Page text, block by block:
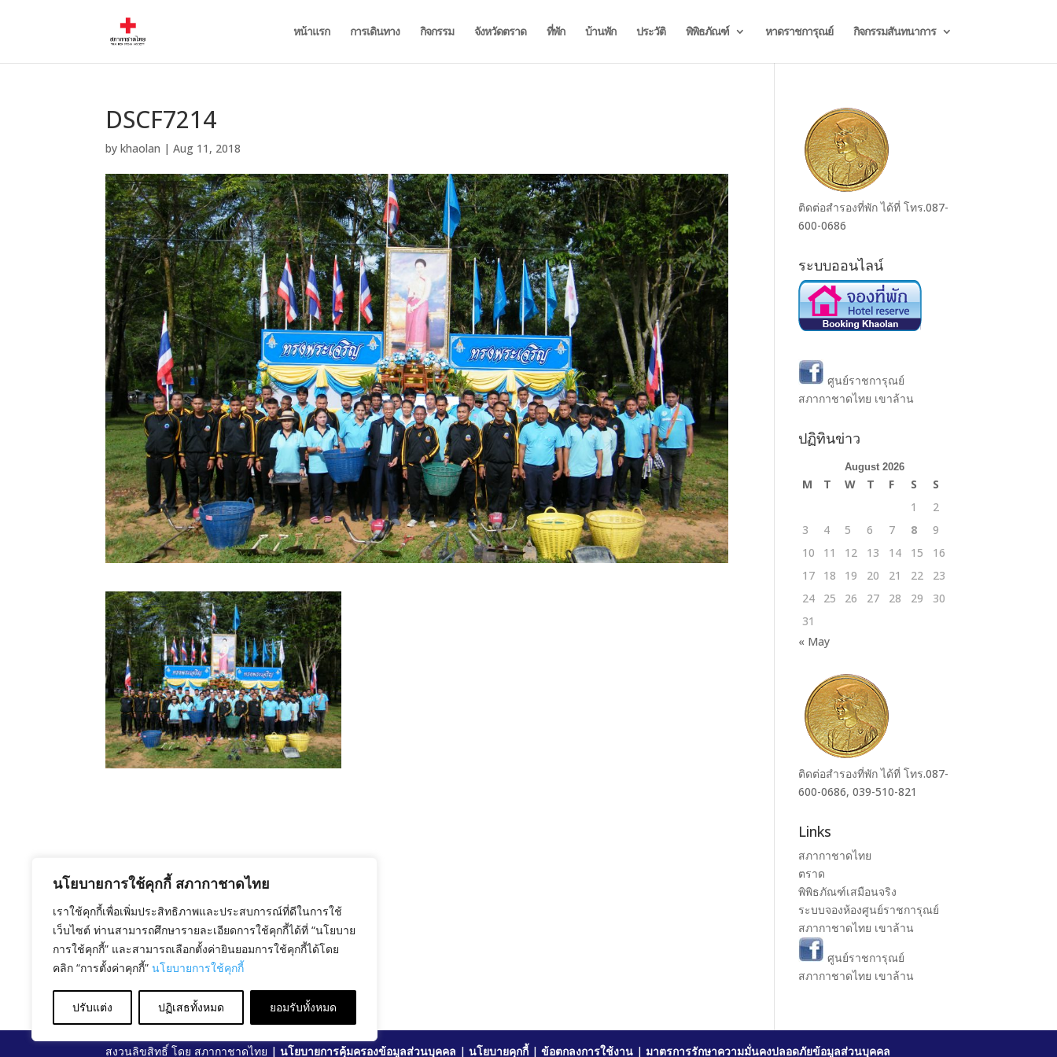
นโยบายการใช้คุกกี้ สภากาชาดไทย
เราใช้คุกกี้เพื่อเพิ่มประสิทธิภาพและประสบการณ์ที่ดีในการใช้
เว็บไซต์ ท่านสามารถศึกษารายละเอียดการใช้คุกกี้ได้ที่ “นโยบาย
การใช้คุกกี้” และสามารถเลือกตั้งค่ายินยอมการใช้คุกกี้ได้โดย
คลิก “การตั้งค่าคุกกี้” นโยบายการใช้คุกกี้
ปรับแต่ง ปฏิเสธทั้งหมด ยอมรับทั้งหมด
หน้าแรก การเดินทาง กิจกรรม จังหวัดตราด ที่พัก บ้านพัก ประวัติ พิพิธภัณฑ์ หาดราชการุณย์ กิจกรรมสันทนาการ
DSCF7214
bykhaolan |Aug 11, 2018
ติดต่อสำรองที่พัก ได้ที่ โทร.087-
600-0686
ระบบออนไลน์
ศูนย์ราชการุณย์
สภากาชาดไทย เขาล้าน
ปฏิทินข่าว
August 2026
M T W T F S
S
1
2
3
4 5 6 7 8
9
10
11 12 13 14 15
16
17
18 19 20 21 22
23
24
25 26 27 28 29
30
31
« May
ติดต่อสำรองที่พัก ได้ที่ โทร.087-
600-0686, 039-510-821
Links
สภากาชาดไทย
ตราด
พิพิธภัณฑ์เสมือนจริง
ระบบจองห้องศูนย์ราชการุณย์
สภากาชาดไทย เขาล้าน
ศูนย์ราชการุณย์
สภากาชาดไทย เขาล้าน
สงวนลิขสิทธิ์ โดย สภากาชาดไทย |นโยบายการคุ้มครองข้อมูลส่วนบุคคล |นโยบายคุกกี้ |ข้อตกลงการใช้งาน | มาตรการรักษาความมั่นคงปลอดภัยข้อมูลส่วนบุคคล